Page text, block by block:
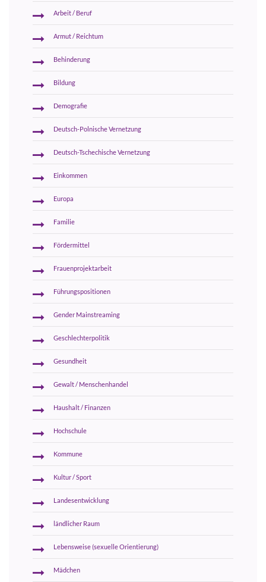
Arbeit / Beruf
Armut / Reichtum
Behinderung
Bildung
Demografie
Deutsch-Polnische Vernetzung
Deutsch-Tschechische Vernetzung
Einkommen
Europa
Familie
Fördermittel
Frauenprojektarbeit
Führungspositionen
Gender Mainstreaming
Geschlechterpolitik
Gesundheit
Gewalt / Menschenhandel
Haushalt / Finanzen
Hochschule
Kommune
Kultur / Sport
Landesentwicklung
ländlicher Raum
Lebensweise (sexuelle Orientierung)
Mädchen